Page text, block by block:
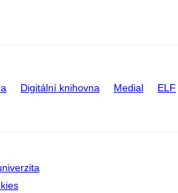
Digitální knihovna Medial ELF